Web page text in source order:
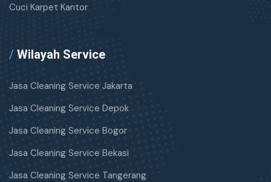
Cuci Karpet Kantor
/ Wilayah Service
Jasa Cleaning Service Jakarta
Jasa Cleaning Service Depok
Jasa Cleaning Service Bogor
Jasa Cleaning Service Bekasi
Jasa Cleaning Service Tangerang